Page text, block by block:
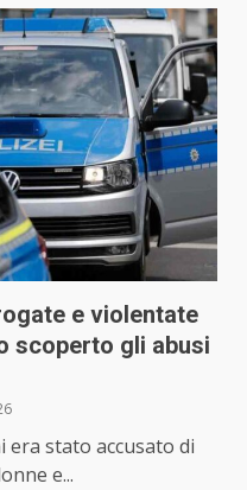
e violentate
scoperto gli abusi
era stato accusato di
e...